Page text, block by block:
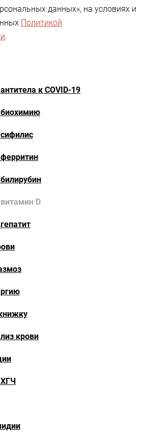
данных», на условиях и
Политикой
.
к COVID-19
биохимию
D
крови